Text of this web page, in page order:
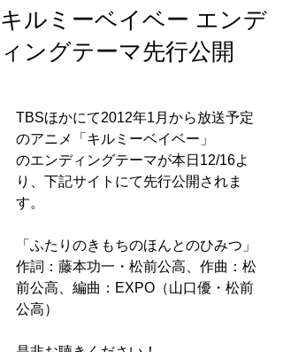
キルミーベイベー エンデ
ィングテーマ先行公開
TBSほかにて2012年1月から放送予定
のアニメ「キルミーベイベー」
のエンディングテーマが本日12/16よ
り、下記サイトにて先行公開されま
す。
「ふたりのきもちのほんとのひみつ」
作詞：藤本功一・松前公高、作曲：松
前公高、編曲：EXPO（山口優・松前
公高）